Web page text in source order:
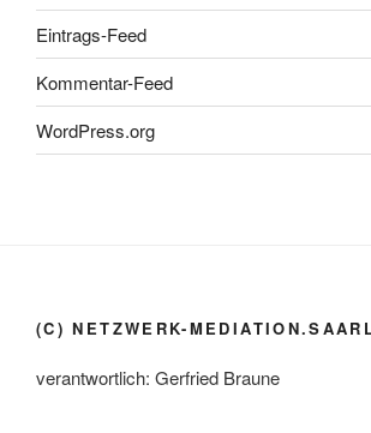
Eintrags-Feed
Kommentar-Feed
WordPress.org
(C) NETZWERK-
verantwortlich: Gerfried Braune